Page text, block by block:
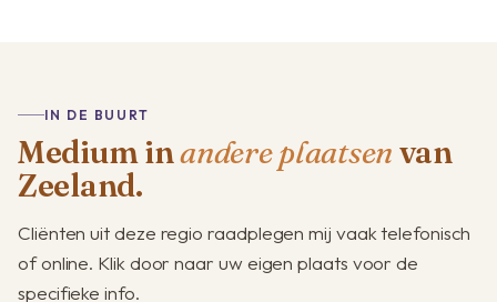
IN DE BUURT
Medium inandere plaatsen van
Zeeland.
Cliënten uit deze regio raadplegen mij vaak telefonisch
of online. Klik door naar uw eigen plaats voor de
specifieke info.